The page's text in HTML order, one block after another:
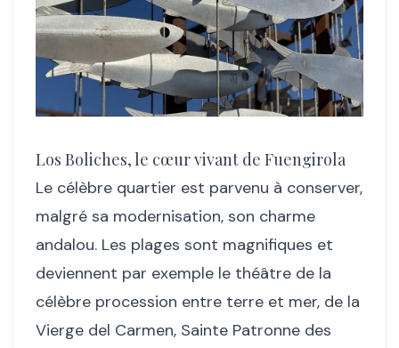
Los Boliches, le cœur vivant de Fuengirola
Le célèbre quartier est parvenu à conserver,
malgré sa modernisation, son charme
andalou. Les plages sont magnifiques et
deviennent par exemple le théâtre de la
célèbre procession entre terre et mer, de la
Vierge del Carmen, Sainte Patronne des